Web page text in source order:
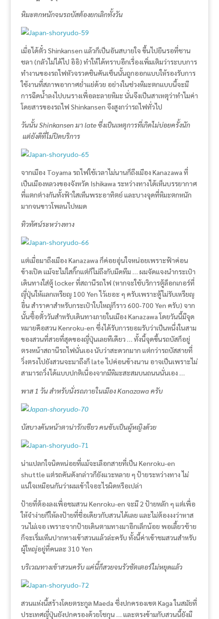
หิมะตกหนักจนรถบัสต้องยกเลิกทั้งวัน
เมื่อได้ตั๋ว Shinkansen แล้วก็เป็นอันสบายใจ ขึ้นไปยืนรอที่ชาน
ชลา (กลัวไม่ได้ไป อิอิ) ทำให้ได้ทราบอีกเรื่องเพิ่มเติมว่าระบบการ
ทำงานของรถไฟหัวจรวดชินคันเซ็นนั้นถูกออกแบบให้รองรับการ
ใช้งานที่สภาพอากาศย่ำแย่ด้วย อย่างในช่วงหิมะตกแบบนี้จะมี
การฉีดน้ำลงไปบนรางเพื่อละลายหิมะ นั่นจึงเป็นสาเหตุว่าทำไมค่า
โดยสารของรถไฟ Shinkansen จึงสูงกว่ารถไฟทั่วไป
วันนั้น Shinkansen มา late ซึ่งเป็นเหตุการที่เกิดไม่บ่อยครั้งนัก
แต่ยังดีที่ไม่ปิดบริการ
จากเมือง Toyama รถไฟใช้เวลาไม่นานก็ถึงเมือง Kanazawa ที่
เป็นเมืองหลวงของจังหวัด Ishikawa ระหว่างทางได้เห็นบรรยากาศ
ที่แตกต่างกันทั้งฟ้าใสเห็นพระอาทิตย์ และบางจุดที่หิมะตกหนัก
มากจนขาวโพลนไปหมด
ทิวทัศน์ระหว่างทาง
แต่เมื่อมาถึงเมือง Kanazawa ก็ค่อยอุ่นใจหน่อยเพราะฟ้าค่อน
ข้างเปิด แม้จะไม่ใสกิ๊กแต่ก็ไม่ถึงกับมืดทึม … ผมจัดแจงนำกระเป๋า
เดินทางใส่ตู้ locker ที่สถานีรถไฟ (หากจะใช้บริการตู้ล็อกเกอร์ที่
ญี่ปุ่นให้แลกเหรียญ 100 Yen ไว้เยอะ ๆ ครับเพราะตู้ไม่รับเหรียญ
อื่น สำราคาสำหรับกระเป๋าใบใหญ่ก็ราว 600-700 Yen ครับ) จาก
นั้นซื้อตั๋ววันสำหรับเดินทางภายในเมือง Kanazawa โดยวันนี้มีจุด
หมายคือสวน Kenroku-en ซึ่งได้รับการยอมรับว่าเป็นหนึ่งในสาม
ของสวนที่สวยที่สุดของญี่ปุ่นเลยทีเดียว … ทั้งนี้จุดขึ้นรถบัสก็อยู่
ตรงหน้าสถานีรถไฟนั่นเอง นับว่าสะดวกมาก แต่กว่ารถบัสสายที่
วิ่งตรงไปยังสวนจะมาถึงก็ late ไปค่อนข้างนาน อาจเป็นเพราะไม่
สามารถวิ่งได้แบบปกติเนื่องจากมีหิมะสะสมบนถนนนั่นเอง …
พาส 1 วัน สำหรับนั่งรถภายในเมือง Kanazawa ครับ
บัสบางคันหน้าตาน่ารักเชียว คนขับเป็นผู้หญิงด้วย
น่าแปลกใจนิดหน่อยที่แม้จะเลือกสายที่เป็น Kenroku-en
shuttle แต่รถคันดังกล่าวก็ยังแวะหลาย ๆ ป้ายระหว่างทาง ไม่
แน่ใจเหมือนกันว่าผมเข้าใจอะไรผิดหรือเปล่า
ป้ายที่ต้องลงเพื่อชมสวน Kenroku-en จะมี 2 ป้ายหลัก ๆ แต่เพื่อ
ให้จำง่ายก็ให้ลงป้ายที่ชื่อเดียวกับสวนได้เลย และไม่ต้องงงว่าหาส
วนไม่เจอ เพราะจากป้ายเดินตามทางมาอีกเล็กน้อย พอเลี้ยวซ้าย
ก็จะเริ่มเห็นปากทางเข้าสวนแล้วล่ะครับ ทั้งนี้ค่าเข้าชมสวนสำหรับ
ผู้ใหญ่อยู่ที่คนละ 310 Yen
บริเวณทางเข้าสวนครับ แค่นี้ก็สวยจนรัวชัตเตอร์ไม่หยุดแล้ว
สวนแห่งนี้สร้างโดยตระกูล Maeda ซึ่งปกครองเขต Kaga ในสมัยที่
ประเทศญี่ปุ่นยังปกครองด้วยโชกุน … และตรงข้ามกับสวนนี้ยังมี